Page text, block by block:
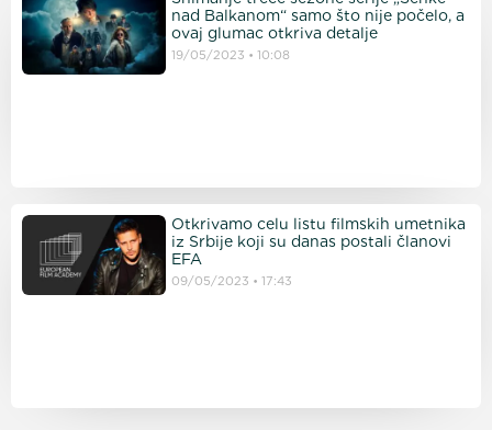
nad Balkanom“ samo što nije počelo, a
ovaj glumac otkriva detalje
19/05/2023 10:08
Otkrivamo celu listu filmskih umetnika
iz Srbije koji su danas postali članovi
EFA
09/05/2023 17:43